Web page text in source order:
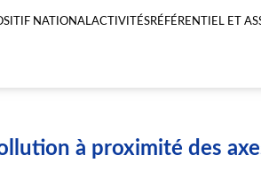
NATIONALACTIVITÉSRÉFÉRENTIEL ET
à proximité des